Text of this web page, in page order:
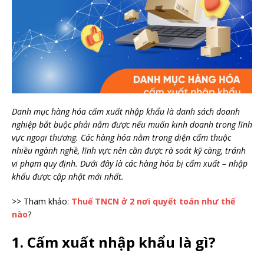
Danh mục hàng hóa cấm xuất nhập khẩu là danh sách doanh
nghiệp bắt buộc phải nắm được nếu muốn kinh doanh trong lĩnh
vực ngoại thương. Các hàng hóa nằm trong diện cấm thuộc
nhiều ngành nghề, lĩnh vực nên cần được rà soát kỹ càng, tránh
vi phạm quy định. Dưới đây là các hàng hóa bị cấm xuất – nhập
khẩu được cập nhật mới nhất.
>> Tham khảo: Thuế TNCN ở 2 nơi quyết toán như thế
nào?
1. Cấm xuất nhập khẩu là gì?